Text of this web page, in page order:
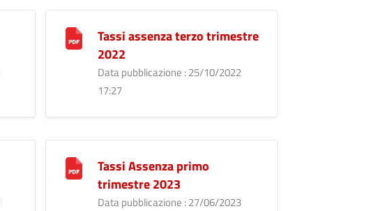
Tassi assenza terzo trimestre
2022
Data pubblicazione : 25/10/2022
17:27
Tassi Assenza primo
trimestre 2023
Data pubblicazione : 27/06/2023